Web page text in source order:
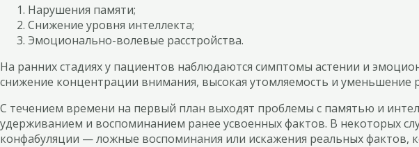
Нарушения памяти;
Снижение уровня интеллекта;
Эмоционально-волевые расстройства.
На ранних стадиях у пациентов наблюдаются симптомы астении и
снижение концентрации внимания, высокая утомляемость и уменьшение
С течением времени на первый план выходят проблемы с памятью и
удерживанием и воспоминанием ранее усвоенных фактов. В некоторых
конфабуляции — ложные воспоминания или искажения реальных